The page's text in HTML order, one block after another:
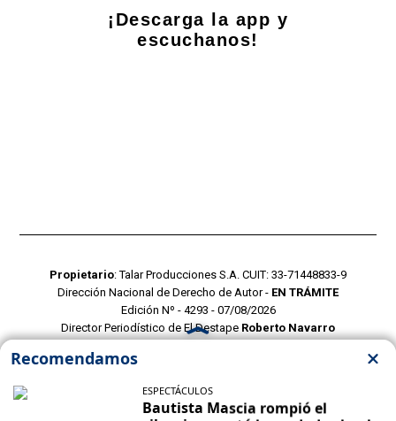
¡Descarga la app y
escuchanos!
Propietario: Talar Producciones S.A. CUIT: 33-71448833-9
Dirección Nacional de Derecho de Autor - EN TRÁMITE
Edición Nº - 4293 - 07/08/2026
Director Periodístico de El Destape Roberto Navarro
POLITICAS DE PRIVACIDAD
CONTACTO COMERCIAL